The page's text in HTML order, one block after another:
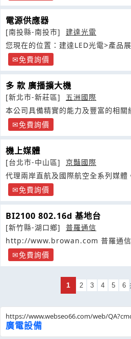
電源供應器
[南投縣-南投市]
建達光電
您現在的位置：建達LED光電>產品
免費詢價
多 款 廣播擴大機
[新北市-新莊區]
五洲國際
本公司具備精實的能力及豐富的相關
才，皆擁有十數年相關經驗
免費詢價
機上媒體
[台北市-中山區]
京豔國際
代理兩岸直航及國際航空全系列媒
免費詢價
BI2100 802.16d 基地台
[新竹縣-湖口鄉]
普羅通信
http://
免費詢價
1 2 3 4 5 6
https://www.webseo66.com/web/
廣電設備